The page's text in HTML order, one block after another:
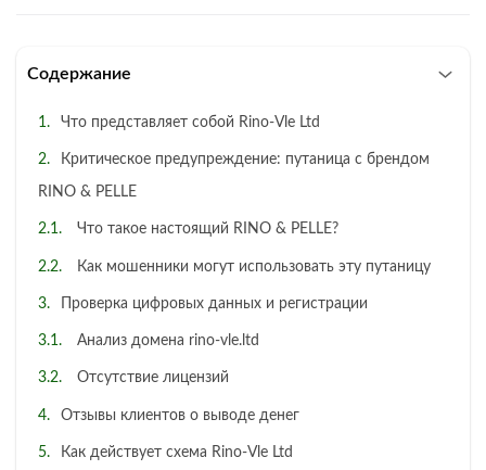
Содержание
Что представляет собой Rino-Vle Ltd
Критическое предупреждение: путаница с брендом
RINO & PELLE
Что такое настоящий RINO & PELLE?
Как мошенники могут использовать эту путаницу
Проверка цифровых данных и регистрации
Анализ домена rino-vle.ltd
Отсутствие лицензий
Отзывы клиентов о выводе денег
Как действует схема Rino-Vle Ltd